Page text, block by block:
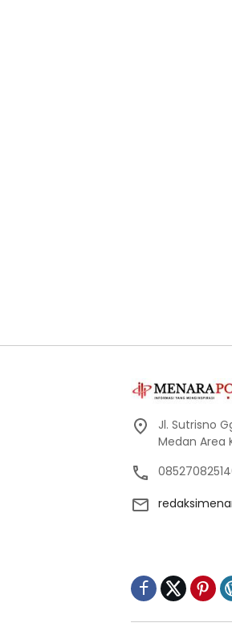
Jl. Sutrisno
Medan Area